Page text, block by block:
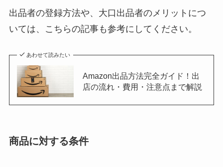
出品者の登録方法や、大口出品者のメリットにつ
いては、こちらの記事も参考にしてください。
あわせて読みたい
Amazon出品方法完全ガイド！出
店の流れ・費用・注意点まで解説
商品に対する条件